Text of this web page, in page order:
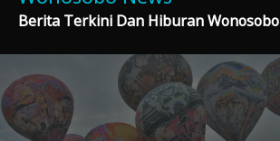
Berita Terkini Dan Hiburan Wonosobo